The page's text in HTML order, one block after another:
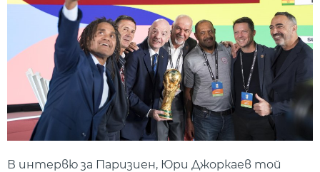
В интервю за Паризиен, Юри Джоркаев той